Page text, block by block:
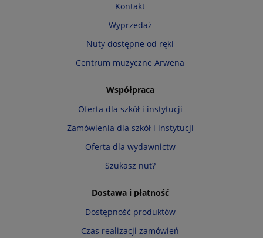
Kontakt
Wyprzedaż
Nuty dostępne od ręki
Centrum muzyczne Arwena
Współpraca
Oferta dla szkół i instytucji
Zamówienia dla szkół i instytucji
Oferta dla wydawnictw
Szukasz nut?
Dostawa i płatność
Dostępność produktów
Czas realizacji zamówień